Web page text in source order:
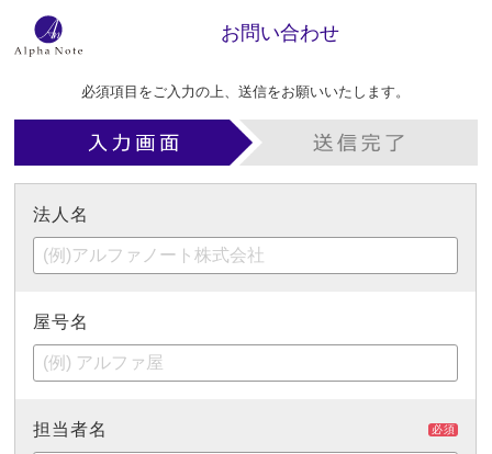
お問い合わせ
必須項目をご入力の上、送信をお願いいたします。
法人名
屋号名
担当者名 必須